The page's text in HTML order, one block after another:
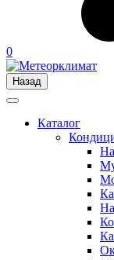
0
Назад
Каталог